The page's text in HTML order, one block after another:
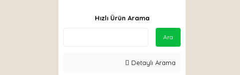
Hızlı Ürün Arama
Ara
Detaylı Arama